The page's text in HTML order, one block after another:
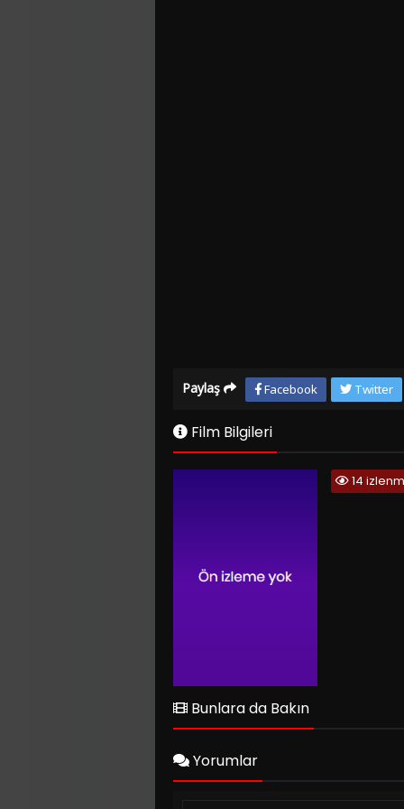
Paylaş Facebook Twitter
Film Bilgileri
14
Bunlara da Bakın
Yorumlar